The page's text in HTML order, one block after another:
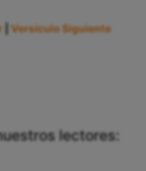
Versículo Siguiente
lectores: